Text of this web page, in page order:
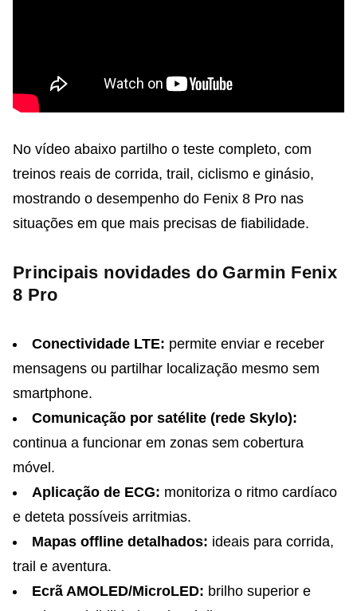
No vídeo abaixo partilho o teste completo, com
treinos reais de corrida, trail, ciclismo e ginásio,
mostrando o desempenho do Fenix 8 Pro nas
situações em que mais precisas de fiabilidade.
Principais novidades do Garmin Fenix
8 Pro
Conectividade LTE: permite enviar e receber
mensagens ou partilhar localização mesmo sem
smartphone.
Comunicação por satélite (rede Skylo):
continua a funcionar em zonas sem cobertura
móvel.
Aplicação de ECG: monitoriza o ritmo cardíaco
e deteta possíveis arritmias.
Mapas offline detalhados: ideais para corrida,
trail e aventura.
Ecrã AMOLED/MicroLED: brilho superior e